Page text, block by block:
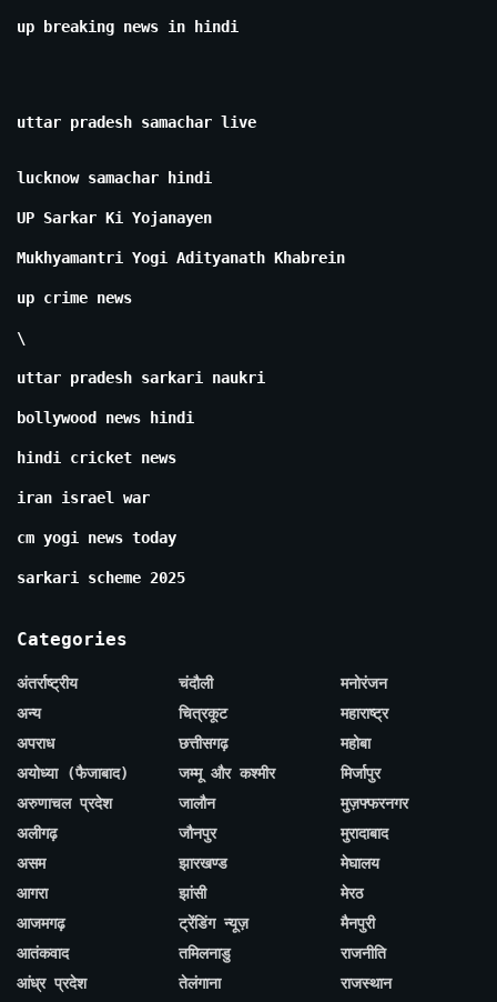
up breaking news in hindi
uttar pradesh samachar live
lucknow samachar hindi
UP Sarkar Ki Yojanayen
Mukhyamantri Yogi Adityanath Khabrein
up crime news
\
uttar pradesh sarkari naukri
bollywood news hindi
hindi cricket news
iran israel war
cm yogi news today
sarkari scheme 2025
Categories
अंतर्राष्ट्रीय
अन्य
अपराध
अयोध्या (फैजाबाद)
अरुणाचल प्रदेश
अलीगढ़
असम
आगरा
आजमगढ़
आतंकवाद
आंध्र प्रदेश
चंदौली
चित्रकूट
छत्तीसगढ़
जम्मू और कश्मीर
जालौन
जौनपुर
झारखण्ड
झांसी
ट्रेंडिंग न्यूज़
तमिलनाडु
तेलंगाना
मनोरंजन
महाराष्ट्र
महोबा
मिर्जापुर
मुज़फ्फरनगर
मुरादाबाद
मेघालय
मेरठ
मैनपुरी
राजनीति
राजस्थान